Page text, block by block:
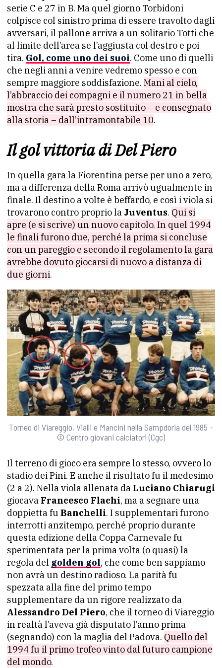
serie C e 27 in B. Ma quel giorno Torbidoni
colpisce col sinistro prima di essere travolto dagli
avversari, il pallone arriva a un solitario Totti che
al limite dell’area se l’aggiusta col destro e poi
tira. Gol, come uno dei suoi. Come uno di quelli
che negli anni a venire vedremo spesso e con
sempre maggiore soddisfazione. Mani al cielo,
l’abbraccio dei compagni e il numero 21 in bella
mostra che sarà presto sostituito – e consegnato
alla storia – dall’intramontabile 10.
Il gol vittoria di Del Piero
In quella gara la Fiorentina perse per uno a zero,
ma a differenza della Roma arrivò ugualmente in
finale. Il destino a volte è beffardo, e così i viola si
trovarono contro proprio la Juventus. Qui si
apre (e si scrive) un nuovo capitolo. In quel 1994
le finali furono due, perché la prima si concluse
con un pareggio e secondo il regolamento la gara
avrebbe dovuto giocarsi di nuovo a distanza di
due giorni.
Torneo di Viareggio, Vialli e Mancini nella Sampdoria del 1985 –
© Centro giovani calciatori (Cgc)
Il terreno di gioco era sempre lo stesso, ovvero lo
stadio dei Pini. E anche il risultato fu il medesimo
(2 a 2). Nella viola allenata da Luciano Chiarugi
giocava Francesco Flachi, ma a segnare una
doppietta fu Banchelli. I supplementari furono
interrotti anzitempo, perché proprio durante
questa edizione della Coppa Carnevale fu
sperimentata per la prima volta (o quasi) la
regola del golden gol, che come ben sappiamo
non avrà un destino radioso. La parità fu
spezzata alla fine del primo tempo
supplementare da un rigore realizzato da
Alessandro Del Piero, che il torneo di Viareggio
in realtà l’aveva già disputato l’anno prima
(segnando) con la maglia del Padova. Quello del
1994 fu il primo trofeo vinto dal futuro campione
del mondo.